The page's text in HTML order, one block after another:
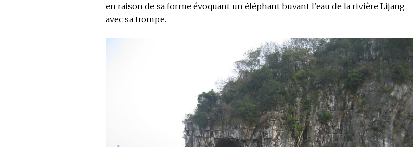
en raison de sa forme évoquant un éléphant buvant l’eau de la rivière Lijang
avec sa trompe.